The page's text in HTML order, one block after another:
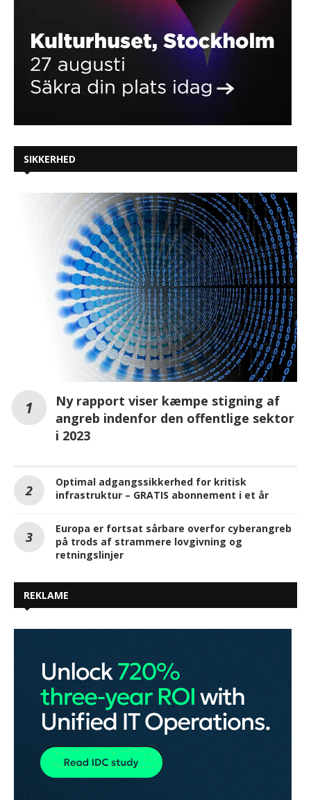
SIKKERHED
Ny rapport viser kæmpe stigning af
angreb indenfor den offentlige sektor
i 2023
Optimal adgangssikkerhed for kritisk
infrastruktur – GRATIS abonnement i et år
Europa er fortsat sårbare overfor cyberangreb
på trods af strammere lovgivning og
retningslinjer
REKLAME